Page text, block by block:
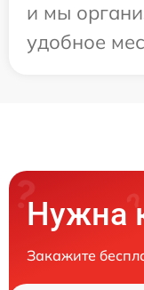
и мы
удобное
Нужна
Закажите